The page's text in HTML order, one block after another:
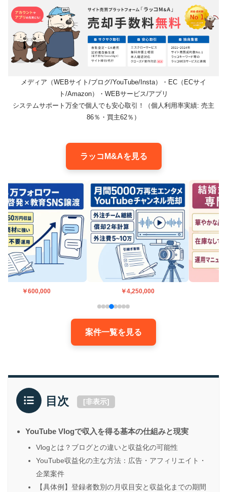
メディア（WEBサイト/ブログ/YouTube/Insta）・EC（ECサイ
ト/Amazon）・WEBサービス/アプリ
システムサポート万全で個人でも安心取引！（個人利用率実績: 売主
86％・買主62％）
ラッコM&Aを見る
￥600,000 ￥4,250,000
案件一覧を見る
目次 [非表示]
YouTube Vlogで収入を得る基本の仕組みと現実
Vlogとは？ブログとの違いと収益化の可能性
YouTube収益化の主な方法：広告・アフィリエイト・
企業案件
【具体例】登録者数別の月収目安と収益化までの期間